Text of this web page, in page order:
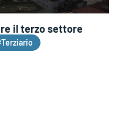
il terzo settore